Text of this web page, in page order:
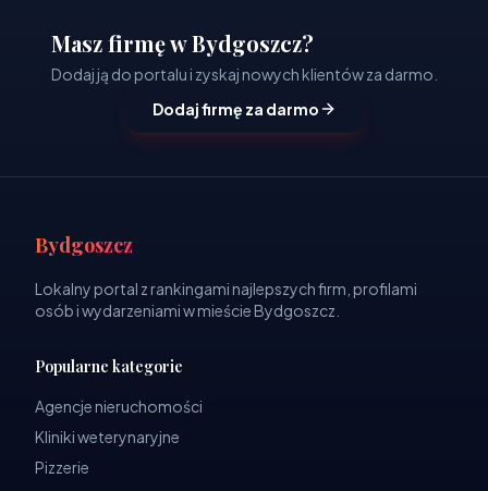
Masz firmę w Bydgoszcz?
Dodaj ją do portalu i zyskaj nowych klientów za darmo.
Dodaj firmę za darmo
Bydgoszcz
Lokalny portal z rankingami najlepszych firm, profilami
osób i wydarzeniami w mieście Bydgoszcz.
Popularne kategorie
Agencje nieruchomości
Kliniki weterynaryjne
Pizzerie